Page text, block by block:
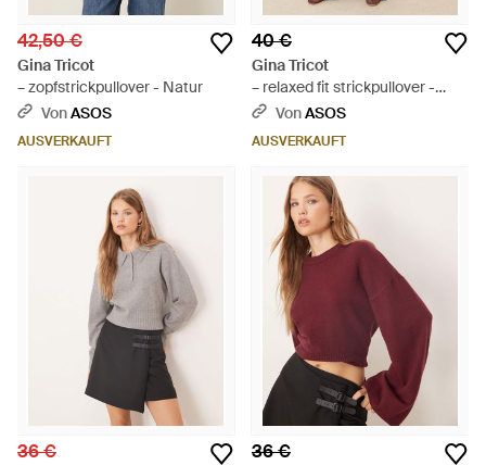
42,50 €
Gina Tricot
– zopfstrickpullover - Natur
VonASOS
AUSVERKAUFT
40 €
Gina Tricot
– relaxed fit strickpullover -
WeißVonASOS
AUSVERKAUFT
36 € 36 €